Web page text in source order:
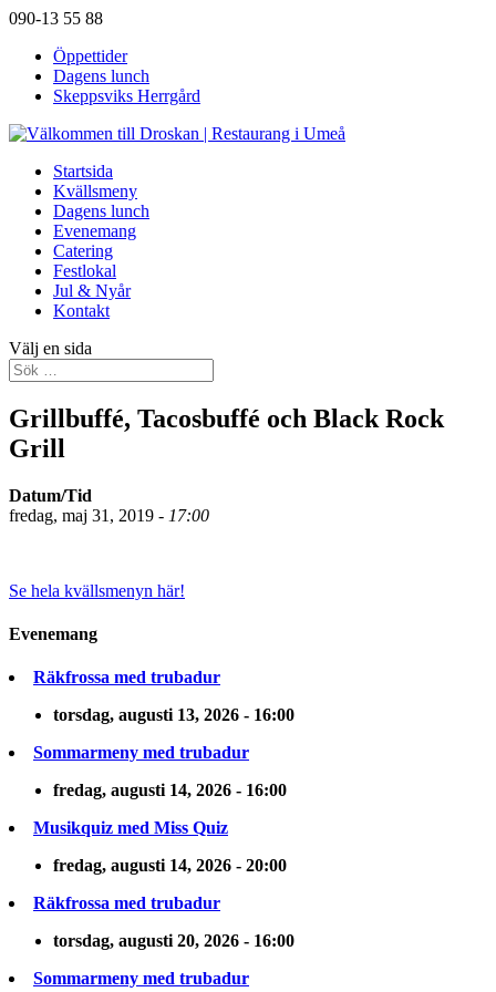
090-13 55 88
Öppettider
Dagens lunch
Skeppsviks Herrgård
Startsida
Kvällsmeny
Dagens lunch
Evenemang
Catering
Festlokal
Jul & Nyår
Kontakt
Välj en sida
Grillbuffé, Tacosbuffé och Black Rock
Grill
Datum/Tid
fredag, maj 31, 2019 - 17:00
Se hela kvällsmenyn här!
Evenemang
Räkfrossa med trubadur
torsdag, augusti 13, 2026 - 16:00
Sommarmeny med trubadur
fredag, augusti 14, 2026 - 16:00
Musikquiz med Miss Quiz
fredag, augusti 14, 2026 - 20:00
Räkfrossa med trubadur
torsdag, augusti 20, 2026 - 16:00
Sommarmeny med trubadur